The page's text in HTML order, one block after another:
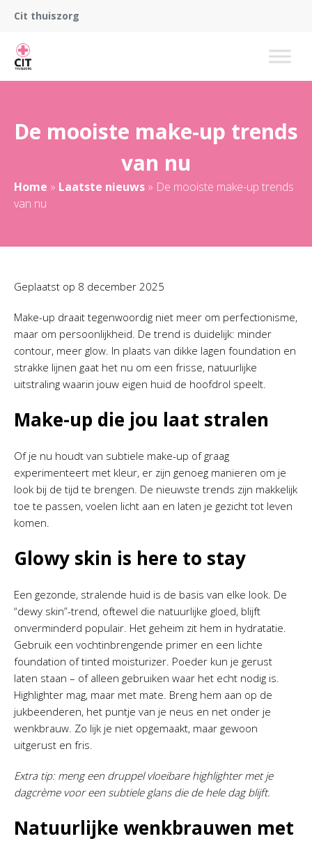
Cit thuiszorg
De mooiste make-up trends
van nu
Home » Laatste nieuws » De mooiste make-up trends
van nu
Geplaatst op 8 december 2025
Make-up draait tegenwoordig niet meer om perfectionisme,
maar om persoonlijkheid. De trend is duidelijk: minder
contour, meer glow. In plaats van dikke lagen foundation en
strakke lijnen gaat het nu om een frisse, natuurlijke
uitstraling waarin jouw eigen huid de hoofdrol speelt.
Make-up die jou laat stralen
Of je nu houdt van subtiele make-up of graag
experimenteert met kleur, er zijn genoeg manieren om je
look bij de tijd te brengen. De nieuwste trends zijn makkelijk
toe te passen, voelen licht aan en laten je gezicht tot leven
komen.
Glowy skin is here to stay
Een gezonde, stralende huid is de basis van elke look. De
“dewy skin”-trend, oftewel die natuurlijke gloed, blijft
onverminderd populair. Het geheim zit hem in hydratatie.
Gebruik een vochtinbrengende primer en een lichte
foundation of tinted moisturizer. Poeder kun je gerust
laten staan – of alleen gebruiken waar het echt nodig is.
Highlighter mag, maar met mate. Breng hem aan op de
jukbeenderen, het puntje van je neus en net onder je
wenkbrauw. Zo lijk je niet opgemaakt, maar gewoon
uitgerust en fris.
Extra tip: meng een druppel vloeibare highlighter met je
dagcrème voor een subtiele glans die de hele dag blijft.
Natuurlijke wenkbrauwen met